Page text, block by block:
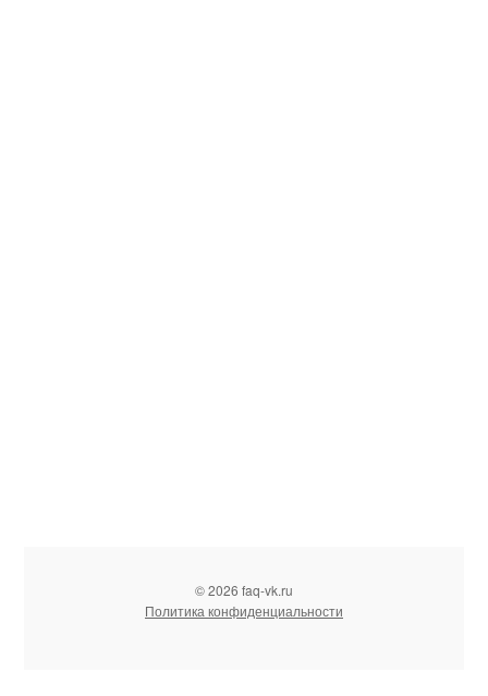
© 2026 faq-vk.ru
Политика конфиденциальности